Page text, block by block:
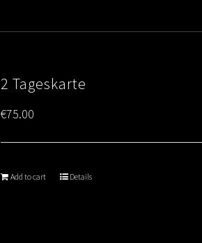
2 Tageskarte
€75.00
Add to cart Details